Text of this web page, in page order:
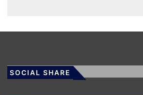
SOCIAL SHARE